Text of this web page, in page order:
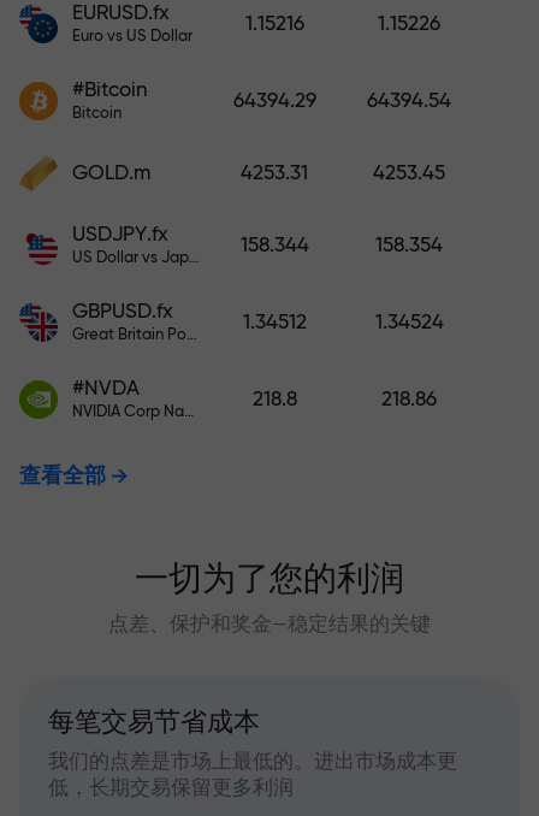
奖金。X1000不是印刷错误。存款
EURUSD.fx
Euro vs US Dollar
1.15216 1.15226
#Bitcoin
Bitcoin
64394.29 64394.54
GOLD.m 4253.31 4253.45
USDJPY.fx
US Dollar vs Japanese Yen
158.344 158.354
GBPUSD.fx
Great Britain Pound vs US Dollar
1.34512 1.34524
#NVDA
NVIDIA Corp Nasdaq Stock Exchange (Nasdaq) USD
218.8 218.86
查看全部
一切为了您的利润
点差、保护和奖金—稳定结果的关键
每笔交易节省成本
我们的点差是市场上最低的。进出市场成本更
低，长期交易保留更多利润